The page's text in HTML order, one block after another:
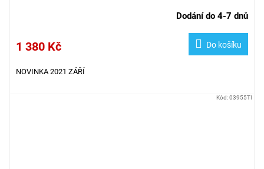
Dodání do 4-7 dnů
1 380 Kč Do košíku
NOVINKA 2021 ZÁŘÍ
Kód:03955TI